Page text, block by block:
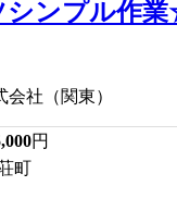
シンプル作
社（関東）
円
町